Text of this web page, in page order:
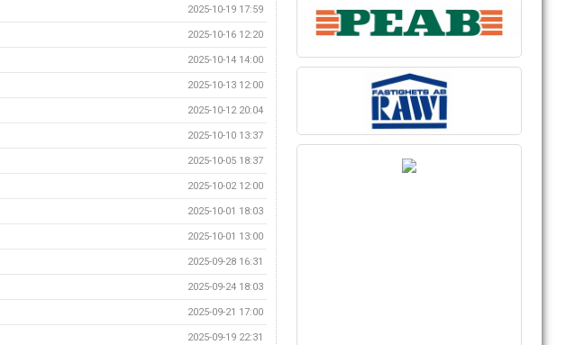
2025-10-19 17:59
2025-10-16 12:20
2025-10-14 14:00
2025-10-13 12:00
2025-10-12 20:04
2025-10-10 13:37
2025-10-05 18:37
2025-10-02 12:00
2025-10-01 18:03
2025-10-01 13:00
2025-09-28 16:31
2025-09-24 18:03
2025-09-21 17:00
2025-09-19 22:31